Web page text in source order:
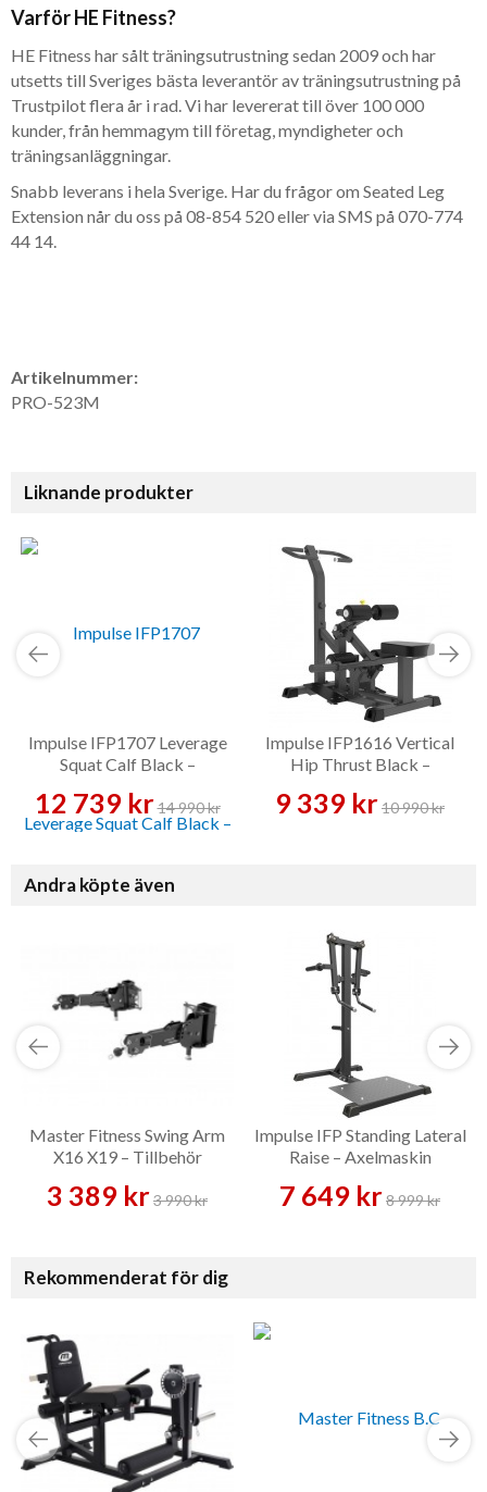
Varför HE Fitness?
HE Fitness har sålt träningsutrustning sedan 2009 och har
utsetts till Sveriges bästa leverantör av träningsutrustning på
Trustpilot flera år i rad. Vi har levererat till över 100 000
kunder, från hemmagym till företag, myndigheter och
träningsanläggningar.
Snabb leverans i hela Sverige. Har du frågor om Seated Leg
Extension når du oss på 08-854 520 eller via SMS på 070-774
44 14.
Artikelnummer:
PRO-523M
Liknande produkter
Impulse IFP1707 Leverage
Squat Calf Black –
12 739 kr14 990 kr
Impulse IFP1616 Vertical
Hip Thrust Black –
9 339 kr10 990 kr
Andra köpte även
Master Fitness Swing Arm
X16 X19 – Tillbehör
3 389 kr3 990 kr
Impulse IFP Standing Lateral
Raise – Axelmaskin
7 649 kr8 999 kr
Rekommenderat för dig